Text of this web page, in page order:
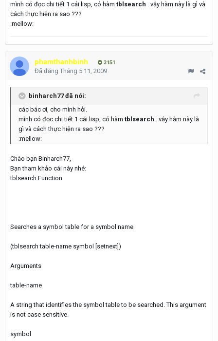
mình có đọc chi tiết 1 cái lisp, có hàm tblsearch . vậy hàm này là gì và
cách thực hiện ra sao ???
:mellow:
phamthanhbinh 3151
Đã đăng Tháng 5 11, 2009
binharch77 đã nói:
các bác ơi, cho mình hỏi.
mình có đọc chi tiết 1 cái lisp, có hàm tblsearch . vậy hàm này là
gì và cách thực hiện ra sao ???
:mellow:
Chào bạn Binharch77,
Bạn tham khảo cái này nhé:
tblsearch Function
Searches a symbol table for a symbol name
(tblsearch table-name symbol [setnext])
Arguments
table-name
A string that identifies the symbol table to be searched. This argument
is not case sensitive.
symbol